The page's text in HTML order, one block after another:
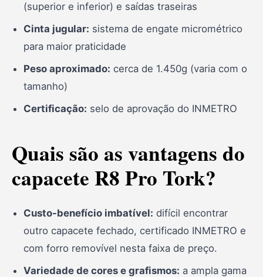
(superior e inferior) e saídas traseiras
Cinta jugular: sistema de engate micrométrico
para maior praticidade
Peso aproximado: cerca de 1.450g (varia com o
tamanho)
Certificação: selo de aprovação do INMETRO
Quais são as vantagens do
capacete R8 Pro Tork?
Custo-benefício imbatível: difícil encontrar
outro capacete fechado, certificado INMETRO e
com forro removível nesta faixa de preço.
Variedade de cores e grafismos: a ampla gama